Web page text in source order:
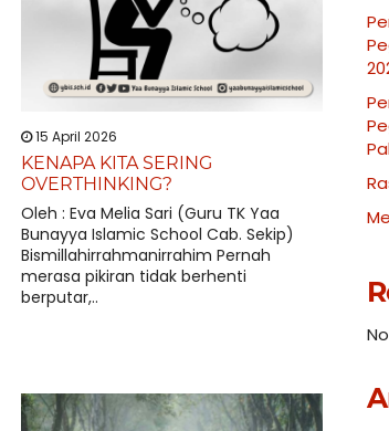
15 April 2026
KENAPA KITA SERING
OVERTHINKING?
Oleh : Eva Melia Sari (Guru TK Yaa
Bunayya Islamic School Cab. Sekip)
Bismillahirrahmanirrahim Pernah
merasa pikiran tidak berhenti
berputar,..